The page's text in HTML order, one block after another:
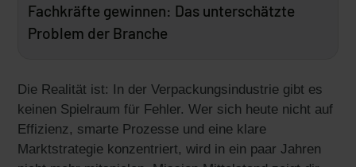
Fachkräfte gewinnen: Das unterschätzte
Problem der Branche
Die Realität ist: In der Verpackungsindustrie gibt es
keinen Spielraum für Fehler. Wer sich heute nicht auf
Effizienz, smarte Prozesse und eine klare
Marktstrategie konzentriert, wird in ein paar Jahren